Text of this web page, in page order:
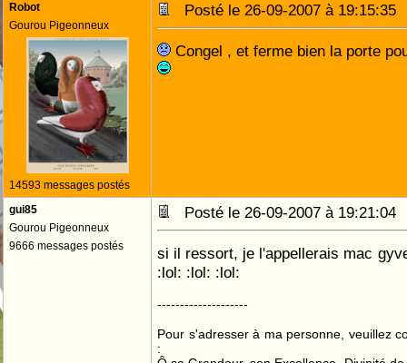
Robot
Gourou Pigeonneux
14593 messages postés
Posté le 26-09-2007 à
Congel , et ferme bien la porte
gui85
Gourou Pigeonneux
9666 messages postés
Posté le 26-09-2007 à
si il ressort, je l'appellerais mac
:lol: :lol: :lol:
--------------------
Pour s'adresser à ma personne, veuillez
: